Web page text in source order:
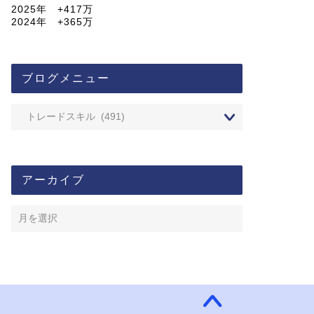
2025年 +417万
2024年 +365万
ブログメニュー
アーカイブ